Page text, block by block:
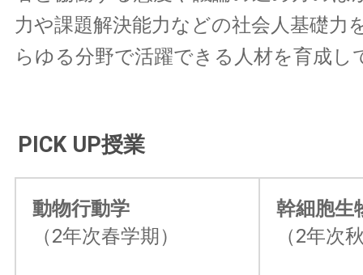
力や課題解決能力などの社会人基礎力
らゆる分野で活躍できる人材を育成し
PICK UP授業
動物行動学
（2年次春学期）
幹細胞生
（2年次